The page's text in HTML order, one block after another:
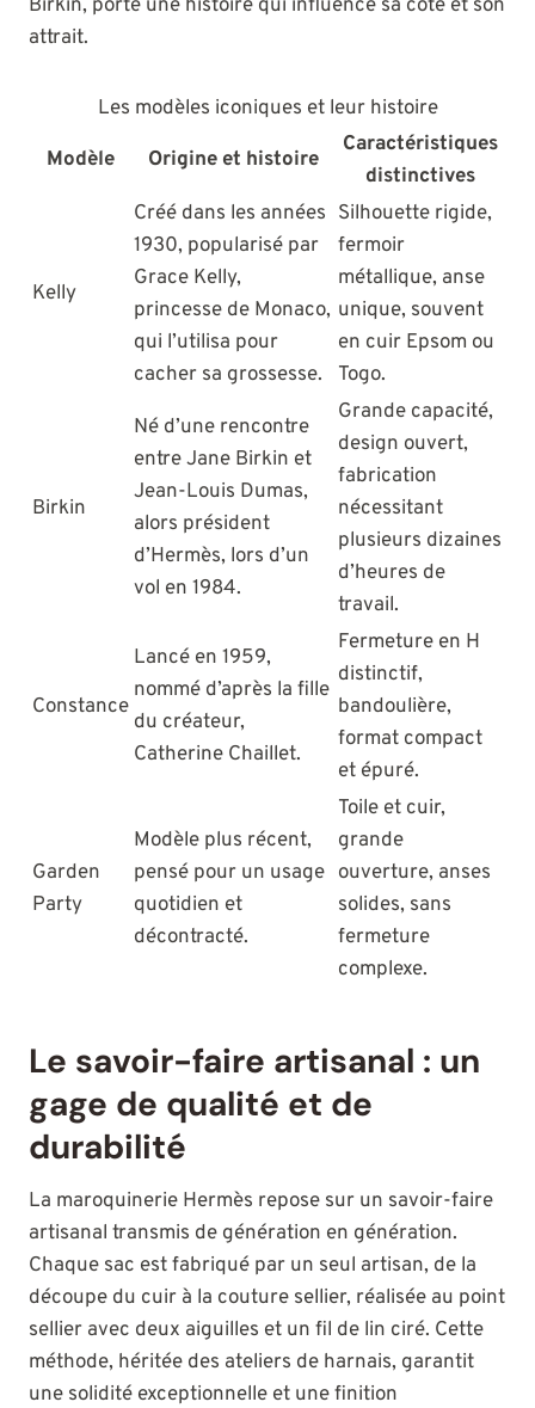
Birkin, porte une histoire qui influence sa cote et son
attrait.
Les modèles iconiques et leur histoire
Modèle
Origine et histoire
Caractéristiques
distinctives
Kelly
Créé dans les années
1930, popularisé par
Grace Kelly,
princesse de Monaco,
qui l’utilisa pour
cacher sa grossesse.
Silhouette rigide,
fermoir
métallique, anse
unique, souvent
en cuir Epsom ou
Togo.
Birkin
Né d’une rencontre
entre Jane Birkin et
Jean-Louis Dumas,
alors président
d’Hermès, lors d’un
vol en 1984.
Grande capacité,
design ouvert,
fabrication
nécessitant
plusieurs dizaines
d’heures de
travail.
Constance
Lancé en 1959,
nommé d’après la fille
du créateur,
Catherine Chaillet.
Fermeture en H
distinctif,
bandoulière,
format compact
et épuré.
Garden
Party
Modèle plus récent,
pensé pour un usage
quotidien et
décontracté.
Toile et cuir,
grande
ouverture, anses
solides, sans
fermeture
complexe.
Le savoir-faire artisanal : un
gage de qualité et de
durabilité
La maroquinerie Hermès repose sur un savoir-faire
artisanal transmis de génération en génération.
Chaque sac est fabriqué par un seul artisan, de la
découpe du cuir à la couture sellier, réalisée au point
sellier avec deux aiguilles et un fil de lin ciré. Cette
méthode, héritée des ateliers de harnais, garantit
une solidité exceptionnelle et une finition